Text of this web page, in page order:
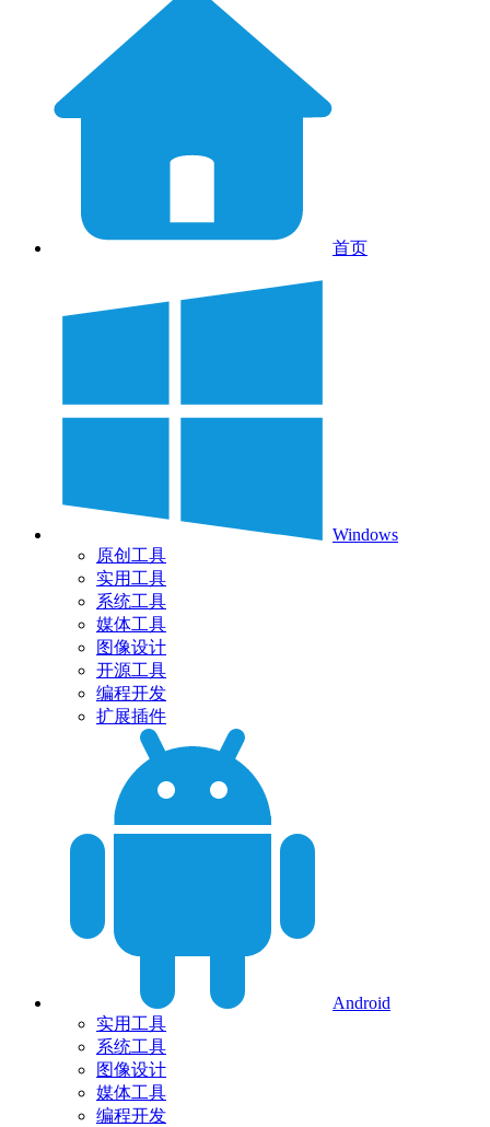
首页
Windows
原创工具
实用工具
系统工具
媒体工具
图像设计
开源工具
编程开发
扩展插件
Android
实用工具
系统工具
图像设计
媒体工具
编程开发